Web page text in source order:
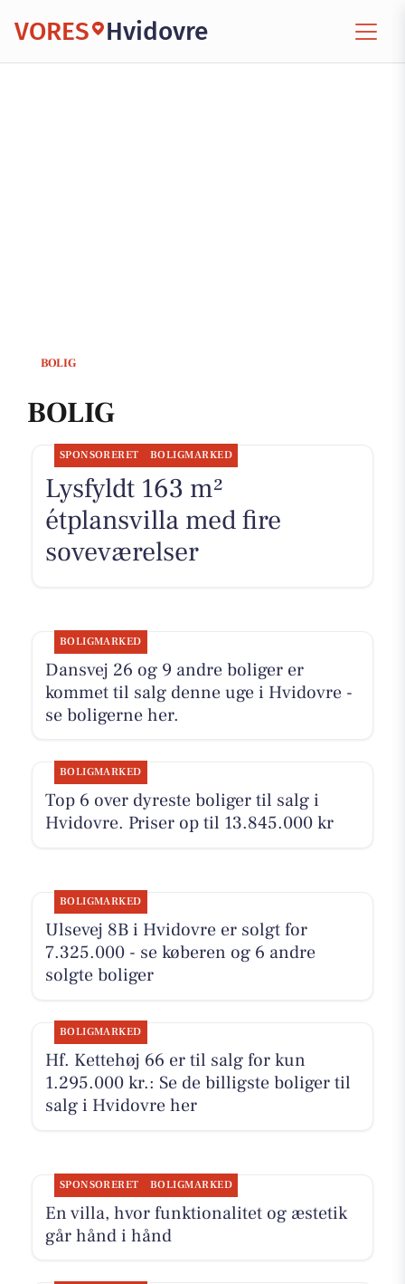
VORES Hvidovre
BOLIG
BOLIG
SPONSORERET BOLIGMARKED
Lysfyldt 163 m²
étplansvilla med fire
soveværelser
BOLIGMARKED
Dansvej 26 og 9 andre boliger er
kommet til salg denne uge i Hvidovre -
se boligerne her.
BOLIGMARKED
Top 6 over dyreste boliger til salg i
Hvidovre. Priser op til 13.845.000 kr
BOLIGMARKED
Ulsevej 8B i Hvidovre er solgt for
7.325.000 - se køberen og 6 andre
solgte boliger
BOLIGMARKED
Hf. Kettehøj 66 er til salg for kun
1.295.000 kr.: Se de billigste boliger til
salg i Hvidovre her
SPONSORERET BOLIGMARKED
En villa, hvor funktionalitet og æstetik
går hånd i hånd